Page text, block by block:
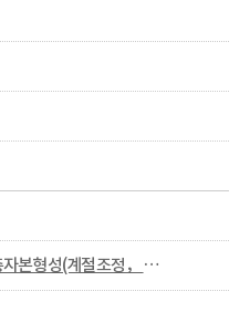
자본재형태별 총자본형성(계절조정， 명목， 분기)